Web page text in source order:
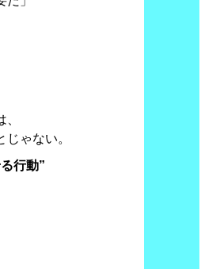
ゃない。
行動”